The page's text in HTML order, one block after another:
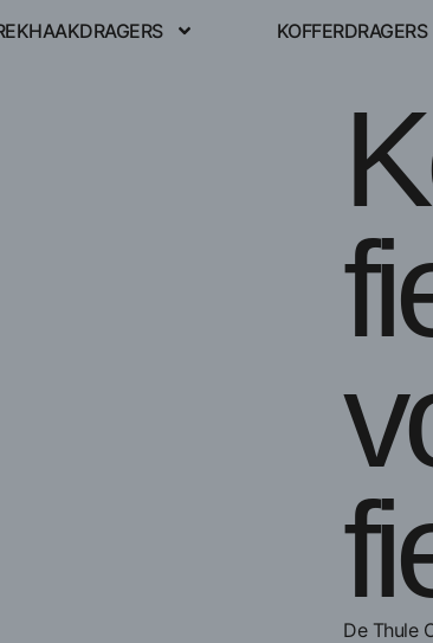
KOFFERDRAGERS
De Thule